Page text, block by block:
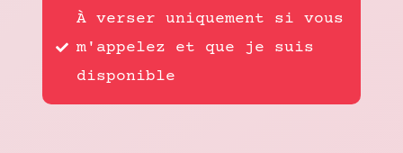
À verser uniquement si vous
m'appelez et que je suis
disponible